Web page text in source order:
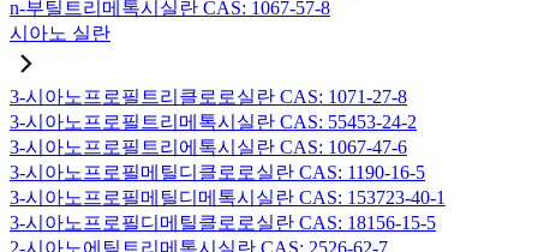
n-부틸트리메톡시실란 CAS: 1067-57-8
시아노 실란
3-시아노프로필트리클로로실란 CAS: 1071-27-8
3-시아노프로필트리메톡시실란 CAS: 55453-24-2
3-시아노프로필트리에톡시실란 CAS: 1067-47-6
3-시아노프로필메틸디클로로실란 CAS: 1190-16-5
3-시아노프로필메틸디메톡시실란 CAS: 153723-40-1
3-시아노프로필디메틸클로로실란 CAS: 18156-15-5
2-시아노에틸트리메톡시실란 CAS: 2526-62-7